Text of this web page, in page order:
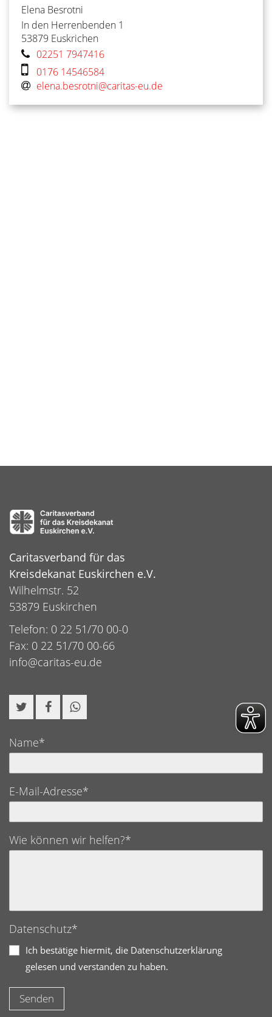
Elena Besrotni
In den Herrenbenden 1
53879 Euskrichen
02251 7947416
0176 14546584
elena.besrotni@caritas-eu.de
Caritasverband für das
Kreisdekanat Euskirchen e.V.
Wilhelmstr. 52
53879 Euskirchen
Telefon: 0 22 51/70 00-0
Fax: 0 22 51/70 00-66
info@caritas-eu.de
Name*
E-Mail-Adresse*
Wie können wir helfen?*
Datenschutz*
Ich bestätige hiermit, die Datenschutzerklärung
gelesen und verstanden zu haben.